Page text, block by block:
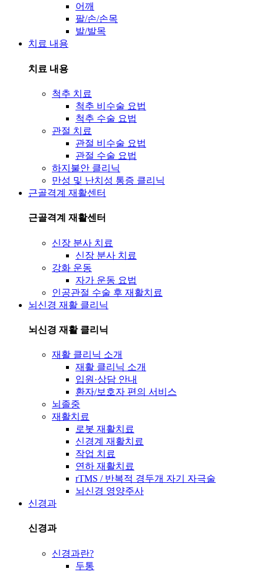
어깨
팔/손/손목
발/발목
치료 내용
치료 내용
척추 치료
척추 비수술 요법
척추 수술 요법
관절 치료
관절 비수술 요법
관절 수술 요법
하지불안 클리닉
만성 및 난치성 통증 클리닉
근골격계 재활센터
근골격계 재활센터
신장 분사 치료
신장 분사 치료
강화 운동
자가 운동 요법
인공관절 수술 후 재활치료
뇌신경 재활 클리닉
뇌신경 재활 클리닉
재활 클리닉 소개
재활 클리닉 소개
입원·상담 안내
환자/보호자 편의 서비스
뇌졸중
재활치료
로봇 재활치료
신경계 재활치료
작업 치료
연하 재활치료
rTMS / 반복적 경두개 자기 자극술
뇌신경 영양주사
신경과
신경과
신경과란?
두통